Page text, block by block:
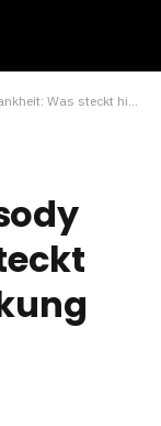
Erkrankung der bekannten Schauspielerin?